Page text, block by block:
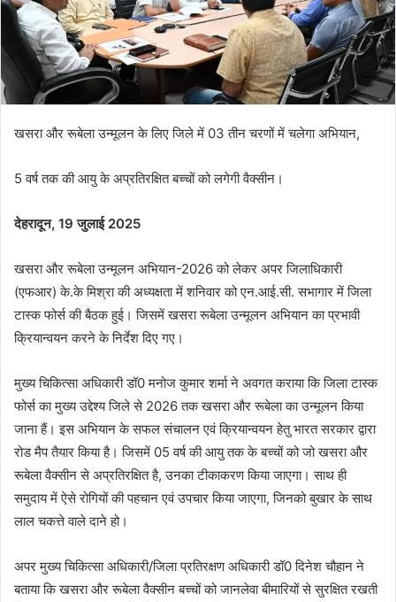
a
i
l
खसरा और रूबेला उन्मूलन के लिए जिले में 03 तीन चरणों में चलेगा अभियान,
5 वर्ष तक की आयु के अप्रतिरक्षित बच्चों को लगेगी वैक्सीन।
देहरादून, 19 जुलाई 2025
खसरा और रूबेला उन्मूलन अभियान-2026 को लेकर अपर जिलाधिकारी
(एफआर) के.के मिश्रा की अध्यक्षता में शनिवार को एन.आई.सी. सभागार में जिला
टास्क फोर्स की बैठक हुई। जिसमें खसरा रूबेला उन्मूलन अभियान का प्रभावी
क्रियान्वयन करने के निर्देश दिए गए।
मुख्य चिकित्सा अधिकारी डॉ0 मनोज कुमार शर्मा ने अवगत कराया कि जिला टास्क
फोर्स का मुख्य उद्देश्य जिले से 2026 तक खसरा और रूबेला का उन्मूलन किया
जाना हैं। इस अभियान के सफल संचालन एवं क्रियान्वयन हेतु भारत सरकार द्वारा
रोड मैप तैयार किया है। जिसमें 05 वर्ष की आयु तक के बच्चों को जो खसरा और
रूबेला वैक्सीन से अप्रतिरक्षित है, उनका टीकाकरण किया जाएगा। साथ ही
समुदाय में ऐसे रोगियों की पहचान एवं उपचार किया जाएगा, जिनको बुखार के साथ
लाल चकत्ते वाले दाने हो।
अपर मुख्य चिकित्सा अधिकारी/जिला प्रतिरक्षण अधिकारी डॉ0 दिनेश चौहान ने
बताया कि खसरा और रूबेला वैक्सीन बच्चों को जानलेवा बीमारियों से सुरक्षित रखती